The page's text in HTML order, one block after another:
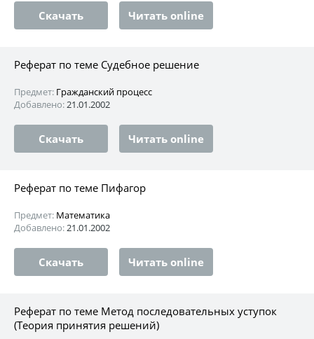
Скачать Читать online
Реферат по теме Судебное решение
Предмет: Гражданский процесс
Добавлено:21.01.2002
Скачать Читать online
Реферат по теме Пифагор
Предмет: Математика
Добавлено:21.01.2002
Скачать Читать online
Реферат по теме Метод последовательных уступок
(Теория принятия решений)